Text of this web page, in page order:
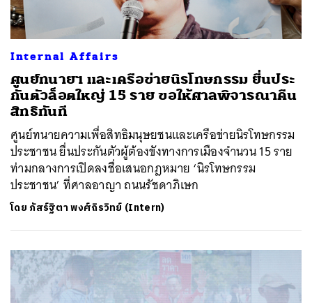
Internal Affairs
ศูนย์ทนายฯ และเครือข่ายนิรโทษกรรม ยื่นประ
กันตัวล็อตใหญ่ 15 ราย ขอให้ศาลพิจารณาคืน
สิทธิทันที
ศูนย์ทนายความเพื่อสิทธิมนุษยชนและเครือข่ายนิรโทษกรรม
ประชาชน ยื่นประกันตัวผู้ต้องขังทางการเมืองจำนวน 15 ราย
ท่ามกลางการเปิดลงชื่อเสนอกฎหมาย ‘นิรโทษกรรม
ประชาชน’ ที่ศาลอาญา ถนนรัชดาภิเษก
โดย ภัสร์ฐิตา พงศ์ถิรวิทย์ (Intern)